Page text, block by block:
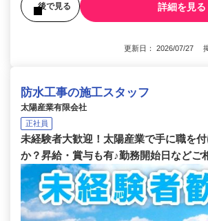
後で見る 詳細を見る
更新日： 2026/07/27
防水工事の施工スタッフ
太陽産業有限会社
正社員
未経験者大歓迎！太陽産業で手に職を
か？昇給・賞与も有♪勤務開始日などご